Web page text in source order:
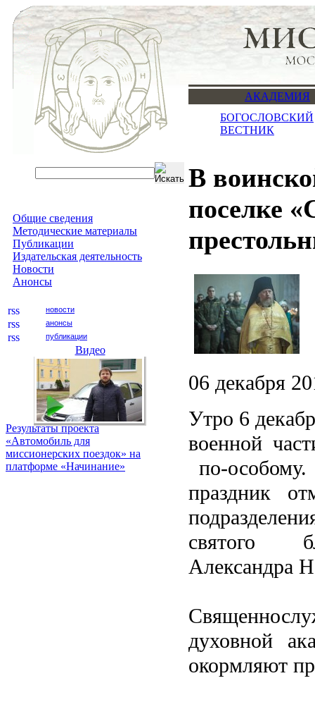
АКАДЕМИЯ
БОГОСЛОВСКИЙ
ВЕСТНИК
Общие сведения
Методические материалы
Публикации
Издательская деятельность
Новости
Анонсы
новости
анонсы
публикации
Видео
Результаты проекта
«Автомобиль для
миссионерских поездок» на
платформе «Начинание»
В
поселке
06 декабря
Утро 6
военной
по-
праздник
святого
Александра
духовной
окормляют